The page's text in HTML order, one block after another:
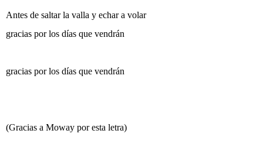
Antes de saltar la valla y echar a volar
gracias por los días que vendrán
gracias por los días que vendrán
(Gracias a Moway por esta letra)